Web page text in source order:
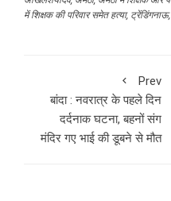
में शिक्षक की परिवार समेत हत्या, ट्रेंडिंगनाऊ,
Prev
बांदा : नवरात्र के पहले दिन
दर्दनाक घटना, बहनों संग
मंदिर गए भाई की डूबने से मौत